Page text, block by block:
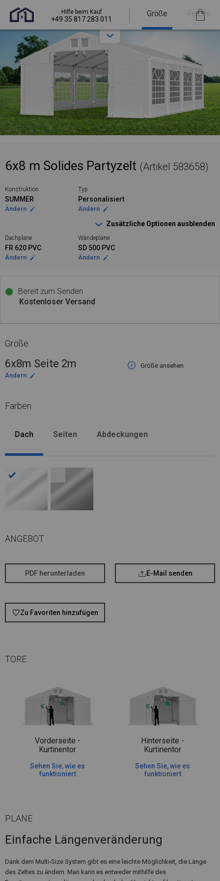
Hilfe beim Kauf
+49 35 817 283 011
Größe Farben
6x8 m Solides Partyzelt (Artikel 583658)
Konstruktion
SUMMER
Ändern
Typ
Personalisiert
Ändern
Zusätzliche Optionen ausblenden
Dachplane
FR 620 PVC
Ändern
Wändeplane
SD 500 PVC
Ändern
Bereit zum Senden
Kostenloser Versand
Größe
6x8m Seite 2m
Größe ansehen
Ändern
Farben
Dach Seiten Abdeckungen
ANGEBOT
PDF herunterladen E-Mail senden
Zu Favoriten hinzufügen
TORE
Vorderseite -
Kurtinentor
Sehen Sie, wie es
funktioniert
Hinterseite -
Kurtinentor
Sehen Sie, wie es
funktioniert
PLANE
Einfache Längenveränderung
Dank dem Multi-Size System gibt es eine leichte Möglichkeit, die Länge
des Zeltes zu ändern. Man kann es entweder mithilfe des